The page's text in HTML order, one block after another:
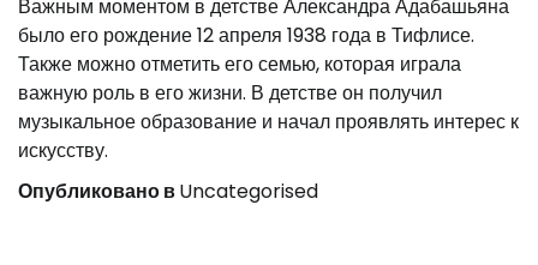
Важным моментом в детстве Александра Адабашьяна
было его рождение 12 апреля 1938 года в Тифлисе.
Также можно отметить его семью, которая играла
важную роль в его жизни. В детстве он получил
музыкальное образование и начал проявлять интерес к
искусству.
Опубликовано вUncategorised